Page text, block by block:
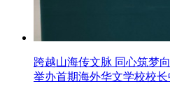
跨越山海传文脉 同心筑梦
举办首期海外华文学校校